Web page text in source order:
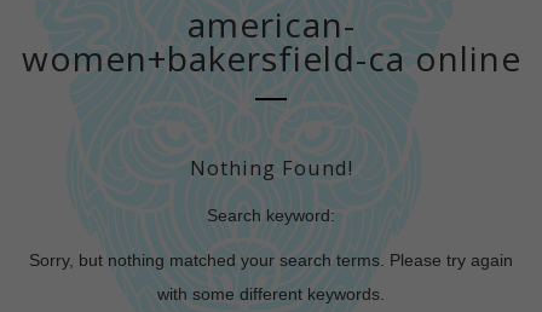
american-
women+bakersfield-ca online
Nothing Found!
Search keyword:
Sorry, but nothing matched your search terms. Please try again
with some different keywords.